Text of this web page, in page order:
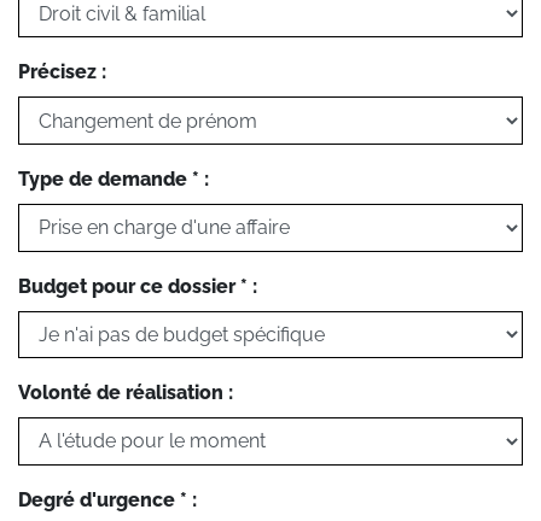
Précisez :
Type de demande * :
Budget pour ce dossier * :
Volonté de réalisation :
Degré d'urgence * :